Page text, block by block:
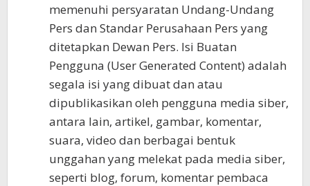
memenuhi persyaratan Undang-Undang
Pers dan Standar Perusahaan Pers yang
ditetapkan Dewan Pers. Isi Buatan
Pengguna (User Generated Content) adalah
segala isi yang dibuat dan atau
dipublikasikan oleh pengguna media siber,
antara lain, artikel, gambar, komentar,
suara, video dan berbagai bentuk
unggahan yang melekat pada media siber,
seperti blog, forum, komentar pembaca